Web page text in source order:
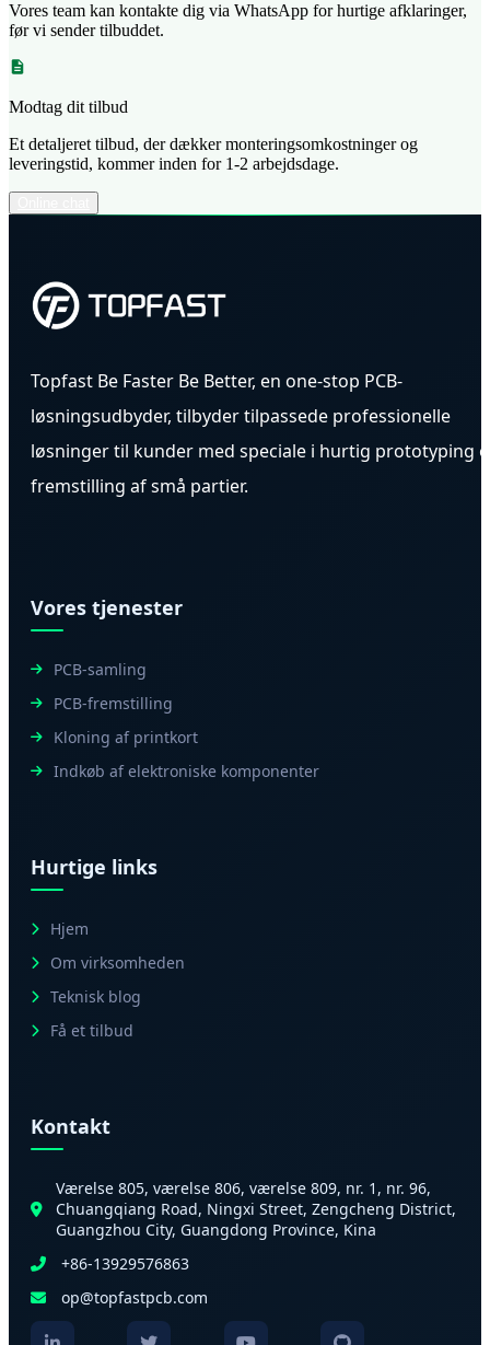
Vores team kan kontakte dig via WhatsApp for hurtige afklaringer,
før vi sender tilbuddet.
Modtag dit tilbud
Et detaljeret tilbud, der dækker monteringsomkostninger og
leveringstid, kommer inden for 1-2 arbejdsdage.
Topfast Be Faster Be Better, en one-stop PCB-
løsningsudbyder, tilbyder tilpassede professionelle
løsninger til kunder med speciale i hurtig prototyping
fremstilling af små partier.
Vores tjenester
PCB-samling
PCB-fremstilling
Kloning af printkort
Indkøb af elektroniske komponenter
Hurtige links
Hjem
Om virksomheden
Teknisk blog
Få et tilbud
Kontakt
Værelse 805, værelse 806, værelse 809, nr. 1, nr. 96,
Chuangqiang Road, Ningxi Street, Zengcheng District,
Guangzhou City, Guangdong Province, Kina
+86-13929576863
op@topfastpcb.com